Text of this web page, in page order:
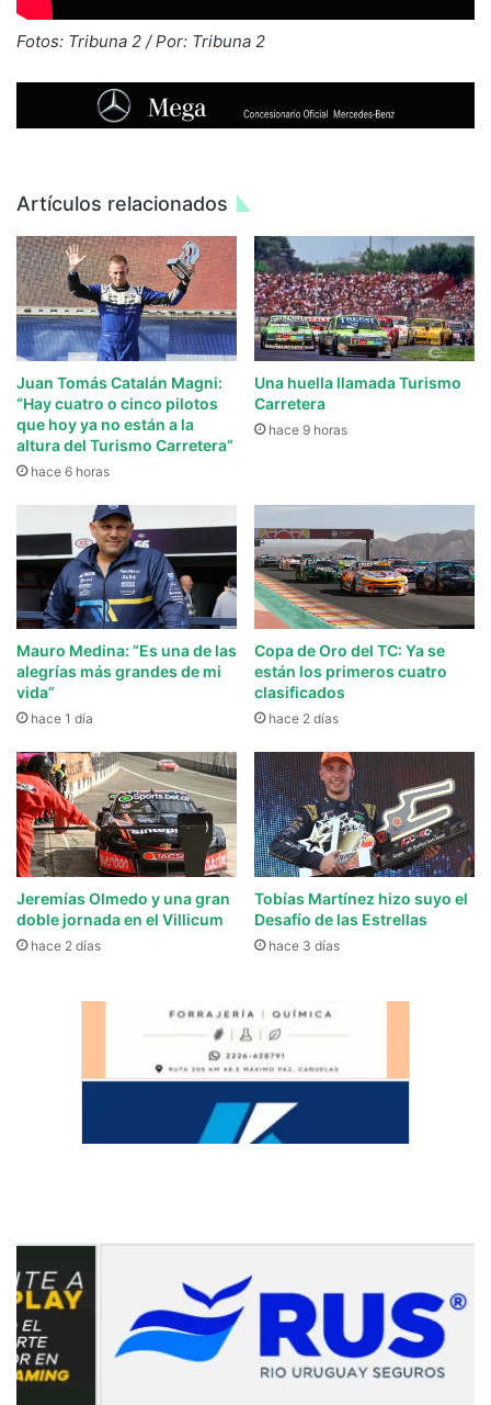
Fotos: Tribuna 2 / Por: Tribuna 2
Artículos relacionados
Juan Tomás Catalán Magni:
“Hay cuatro o cinco pilotos
que hoy ya no están a la
altura del Turismo Carretera”
hace 6 horas
Una huella llamada Turismo
Carretera
hace 9 horas
Mauro Medina: “Es una de las
alegrías más grandes de mi
vida”
hace 1 día
Copa de Oro del TC: Ya se
están los primeros cuatro
clasificados
hace 2 días
Jeremías Olmedo y una gran
doble jornada en el Villicum
hace 2 días
Tobías Martínez hizo suyo el
Desafío de las Estrellas
hace 3 días